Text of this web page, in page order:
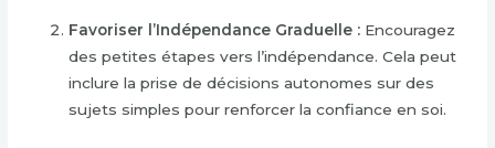
Favoriser l’Indépendance Graduelle : Encouragez
des petites étapes vers l’indépendance. Cela peut
inclure la prise de décisions autonomes sur des
sujets simples pour renforcer la confiance en soi.